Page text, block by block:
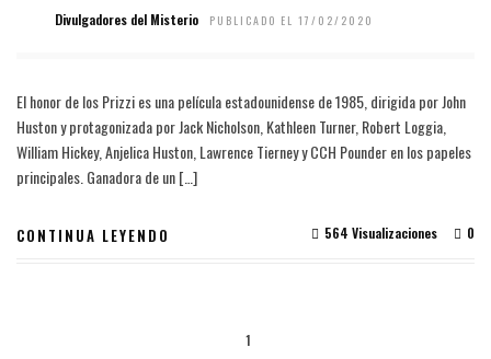
Divulgadores del Misterio PUBLICADO EL 17/02/2020
El honor de los Prizzi es una película estadounidense de 1985, dirigida por John
Huston y protagonizada por Jack Nicholson, Kathleen Turner, Robert Loggia,
William Hickey, Anjelica Huston, Lawrence Tierney y CCH Pounder en los papeles
principales. Ganadora de un […]
CONTINUA LEYENDO 0
564 Visualizaciones
1